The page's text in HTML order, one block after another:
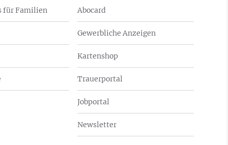
für Familien Abocard
Gewerbliche Anzeigen
Kartenshop
Trauerportal
Jobportal
Newsletter